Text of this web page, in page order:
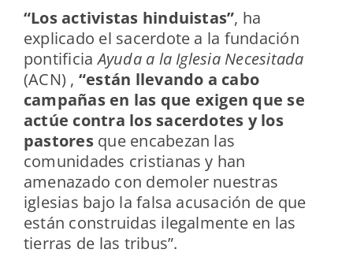
“Los activistas hinduistas”, ha
explicado el sacerdote a la fundación
pontificiaAyuda a la Iglesia Necesitada
(ACN) , “están llevando a cabo
campañas en las que exigen que se
actúe contra los sacerdotes y los
pastoresque encabezan las
comunidades cristianas y han
amenazado con demoler nuestras
iglesias bajo la falsa acusación de que
están construidas ilegalmente en las
tierras de las tribus”.